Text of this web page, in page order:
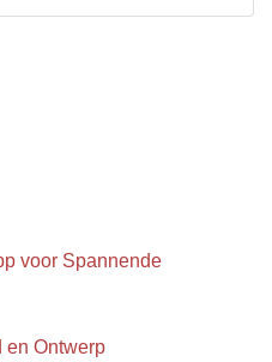
voor Spannende
en Ontwerp